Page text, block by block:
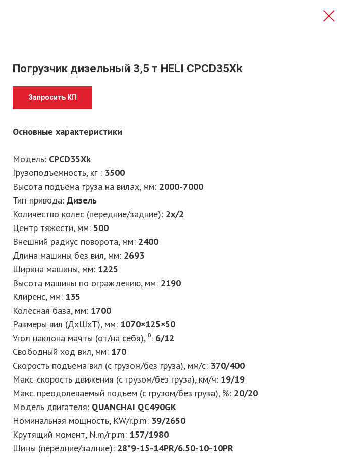
Погрузчик дизельный 3,5 т HELI CPСD35Xk
Запросить КП
Основные характеристики
Модель: CPCD35Xk
Грузоподъемность, кг : 3500
Высота подъема груза на вилах, мм: 2000-7000
Тип привода: Дизель
Количество колес (передние/задние): 2х/2
Центр тяжести, мм: 500
Внешний радиус поворота, мм: 2400
Длина машины без вил, мм: 2693
Ширина машины, мм: 1225
Высота машины по ограждению, мм: 2190
Клиренс, мм: 135
Колёсная база, мм: 1700
Размеры вил (ДхШхТ), мм: 1070×125×50
Угол наклона мачты (от/на себя), ⁰: 6/12
Свободный ход вил, мм: 170
Скорость подъема вил (с грузом/без груза), мм/с: 370/400
Макс. скорость движения (с грузом/без груза), км/ч: 19/19
Макс. преодолеваемый подъем (с грузом/без груза), %: 20/20
Модель двигателя: QUANCHAI QC490GK
Номинальная мощность, KW/r.p.m: 39/2650
Крутящий момент, N.m/r.p.m: 157/1980
Шины (передние/задние): 28*9-15-14PR/6.50-10-10PR